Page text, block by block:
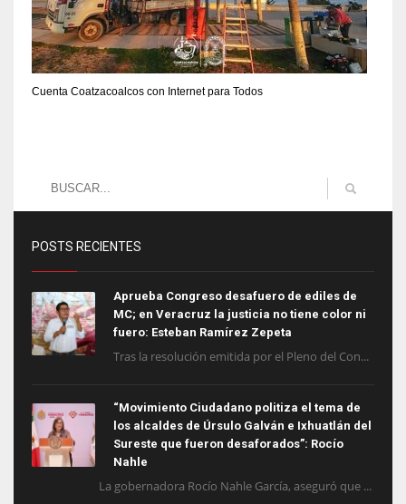
Cuenta Coatzacoalcos con Internet para Todos
POSTS RECIENTES
Aprueba Congreso desafuero de ediles de
MC; en Veracruz la justicia no tiene color ni
fuero: Esteban Ramírez Zepeta
Tras la resolución emitida por el Pleno del Con...
“Movimiento Ciudadano politiza el tema de
los alcaldes de Úrsulo Galván e Ixhuatlán del
Sureste que fueron desaforados”: Rocío
Nahle
La gobernadora Rocío Nahle García, aseguró que ...